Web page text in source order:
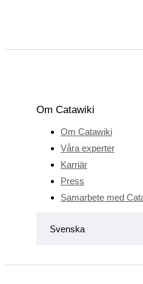
Om Catawiki
Om Catawiki
Våra experter
Karriär
Press
Samarbete med